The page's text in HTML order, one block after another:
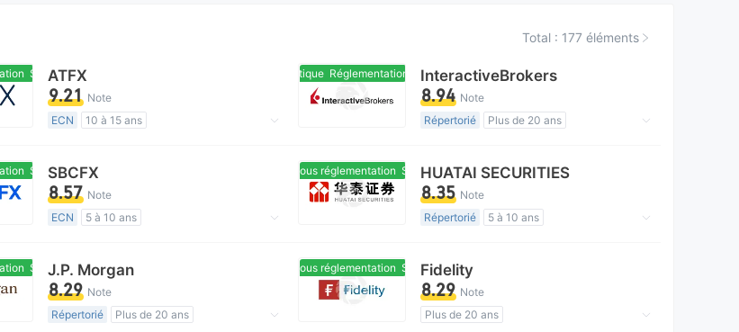
Total : 177 éléments
Sous réglementation
ATFX
9.21 Note
ECN
10 à 15 ans
Etiquette principale MT4
Courtiers Régionaux
Réglementation domestique Réglementation domestiqueInteractiveBrokers
8.94 Note
Répertorié
Plus de 20 ans
Affaires mondiales
Australie Exécution Forex (STP) Révoqué
Risque élevé potentiel
Sous réglementation
SBCFX
8.57 Note
ECN
5 à 10 ans
Etiquette principale MT5
Affaires mondiales
Réglementation offshore
Sous réglementation Sous réglementation
HUATAI SECURITIES
8.35 Note
Répertorié
5 à 10 ans
Auto-recherche
Sous réglementation
J.P. Morgan
8.29 Note
Répertorié
Plus de 20 ans
Sous réglementation Sous réglementation
Fidelity
8.29 Note
Plus de 20 ans